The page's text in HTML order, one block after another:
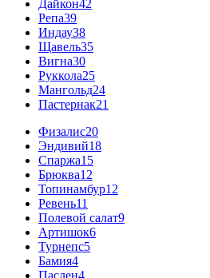
Дайкон42
Репа39
Индау38
Щавель35
Вигна30
Руккола25
Мангольд24
Пастернак21
Физалис20
Эндивий18
Спаржа15
Брюква12
Топинамбур12
Ревень11
Полевой салат9
Артишок6
Турнепс5
Бамия4